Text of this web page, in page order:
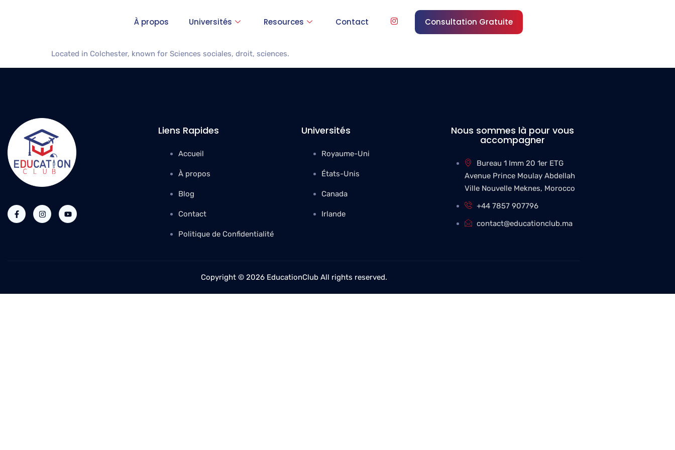
À propos Universités Resources Contact Consultation Gratuite
University of Essex
Located in Colchester, known for Sciences sociales, droit, sciences.
Liens Rapides
Accueil
À propos
Blog
Contact
Politique de Confidentialité
Universités
Royaume-Uni
États-Unis
Canada
Irlande
Nous sommes là pour vous
accompagner
Bureau 1 Imm 20 1er ETG
Avenue Prince Moulay Abdellah
Ville Nouvelle Meknes, Morocco
+44 7857 907796
contact@educationclub.ma
Copyright © 2026 EducationClub All rights reserved.